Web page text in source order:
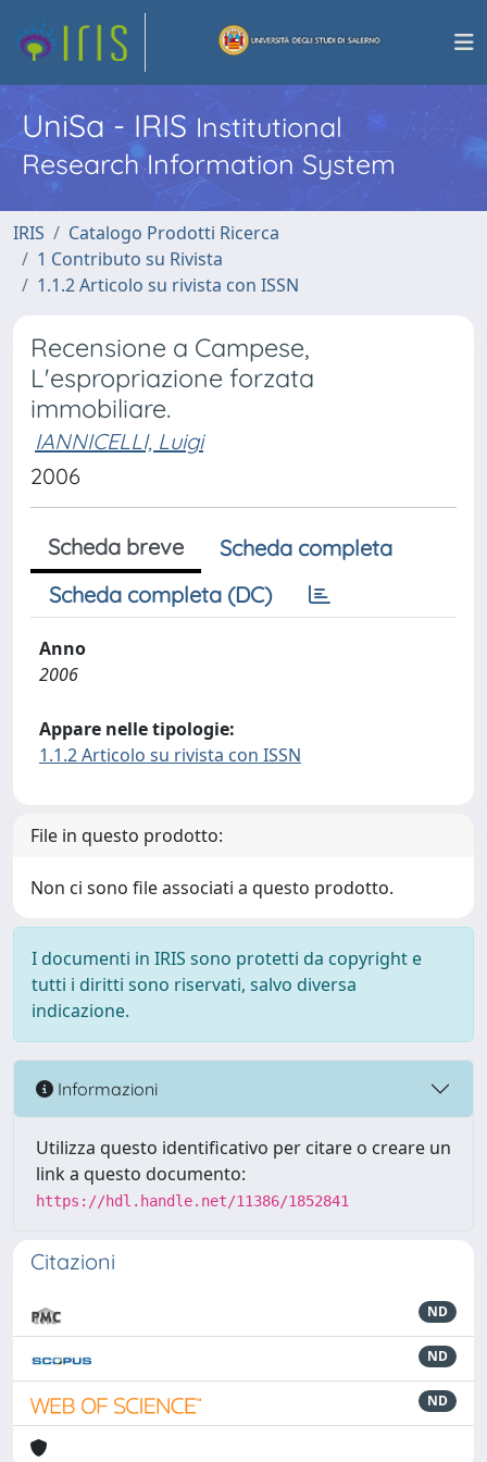
UniSa - IRISInstitutional
Research Information System
IRIS
Catalogo Prodotti Ricerca
1 Contributo su Rivista
1.1.2 Articolo su rivista con ISSN
Recensione a Campese,
L'espropriazione forzata
immobiliare.
IANNICELLI, Luigi
2006
Scheda breve
Scheda completa
Scheda completa (DC)
Anno
2006
Appare nelle tipologie:
1.1.2 Articolo su rivista con ISSN
File in questo prodotto:
Non ci sono file associati a questo prodotto.
I documenti in IRIS sono protetti da copyright e
tutti i diritti sono riservati, salvo diversa
indicazione.
Informazioni
Utilizza questo identificativo per citare o creare un
link a questo documento:
https://hdl.handle.net/11386/1852841
Citazioni
ND
ND
ND